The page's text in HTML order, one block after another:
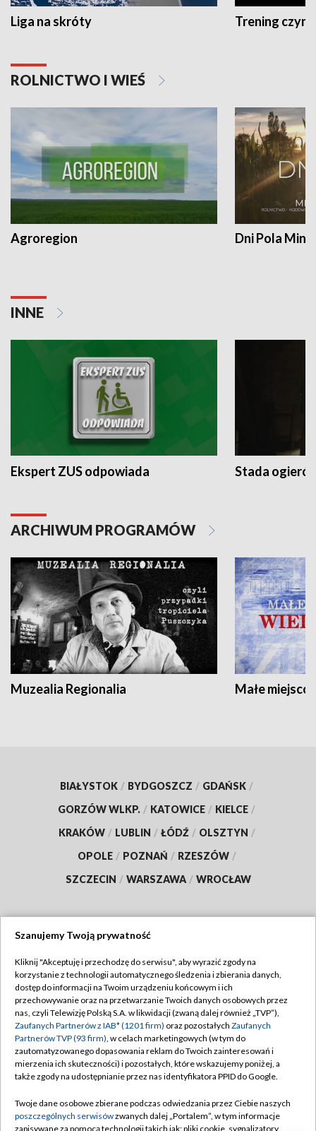
Liga na skróty Trening czyni
ROLNICTWO I WIEŚ
Agroregion Dni Pola
INNE
Ekspert ZUS odpowiada Stada
ARCHIWUM PROGRAMÓW
Muzealia Regionalia Małe
BIAŁYSTOK / BYDGOSZCZ / GDAŃSK /
GORZÓW WLKP. / KATOWICE / KIELCE /
KRAKÓW / LUBLIN / ŁÓDŹ / OLSZTYN /
OPOLE / POZNAŃ / RZESZÓW /
SZCZECIN / WARSZAWA / WROCŁAW
TVP
Abonament TVP
Emisja w TVP
Centrum informacji TVP
Naziemna Telewizja Cyfrowa
Rada Programowa
Regulamin TVP
Polityka prywatności
Moje zgody
Pomoc
Kontakt
Szanujemy Twoją prywatność
Kliknij "Akceptuję i przechodzę do serwisu", aby wyrazić zgody na
korzystanie z technologii automatycznego śledzenia i zbierania danych,
dostęp do informacji na Twoim urządzeniu końcowym i ich
przechowywanie oraz na przetwarzanie Twoich danych osobowych przez
nas, czyli Telewizję Polską S.A. w likwidacji (zwaną dalej również „TVP”),
Zaufanych Partnerów z IAB* (1201 firm) oraz pozostałych Zaufanych
Partnerów TVP (93 firm), w celach marketingowych (w tym do
zautomatyzowanego dopasowania reklam do Twoich zainteresowań i
mierzenia ich skuteczności) i pozostałych, które wskazujemy poniżej, a
także zgody na udostępnianie przez nas identyfikatora PPID do Google.
Twoje dane osobowe zbierane podczas odwiedzania przez Ciebie naszych
poszczególnych serwisówzwanych dalej „Portalem”, w tym informacje
zapisywane za pomocą technologii takich jak: pliki cookie, sygnalizatory